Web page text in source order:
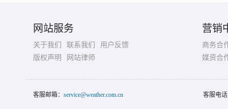
网站服务
关于我们 联系我们
用户反馈
版权声明
网站律师
营销
商务合
媒资合
客服邮箱： service@weather.com.cn 客服电